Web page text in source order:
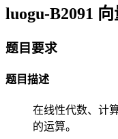
luogu-B2091
题目要求
题目描述
在线性代数、计
的运算。